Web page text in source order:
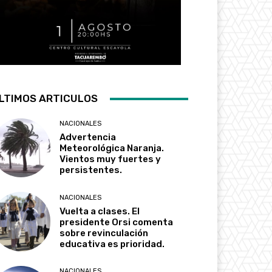
ARTICULOS
NACIONALES
Advertencia
Meteorológica Naranja.
Vientos muy fuertes y
persistentes.
NACIONALES
Vuelta a clases. El
presidente Orsi comenta
sobre revinculación
educativa es prioridad.